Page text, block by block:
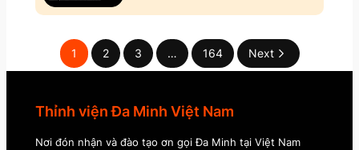
1 2 3 … 164 Next
Thỉnh viện Đa Minh Việt Nam
Nơi đón nhận và đào tạo ơn gọi Đa Minh tại Việt Nam